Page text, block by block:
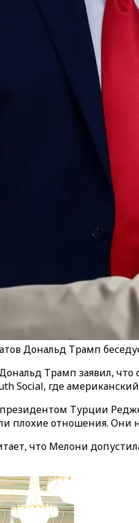
Дональд Трамп
Трамп заявил,
Social, где
Турции
плохие отношения. Они
что Мелони